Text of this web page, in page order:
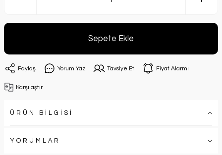
Sepete Ekle
Paylaş Yorum Yaz Tavsiye Et Fiyat Alarmı
Karşılaştır
ÜRÜN BİLGİSİ
YORUMLAR